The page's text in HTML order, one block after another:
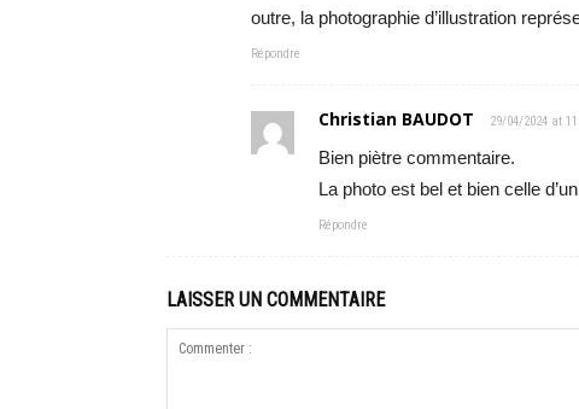
outre, la photographie d’illustration
Répondre
Christian BAUDOT 29/04/2024 at
Bien piètre commentaire.
La photo est bel et bien celle
Répondre
LAISSER UN COMMENTAIRE